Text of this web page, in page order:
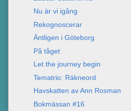
Nu är vi igång
Rekognoscerar
Äntligen i Göteborg
På tåget
Let the journey begin
Tematrio: Räkneord
Havskatten av Ann Rosman
Bokmässan #16